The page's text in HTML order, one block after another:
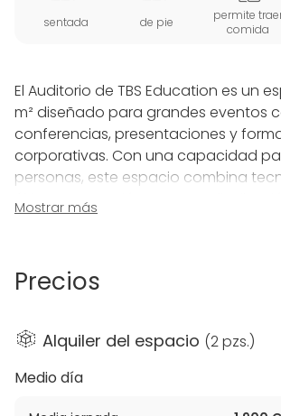
sentada de pie
permite
comida
El Auditorio de TBS Education es un
m² diseñado para grandes eventos
conferencias, presentaciones y
corporativas. Con una capacidad
personas, este espacio combina
última generación con una
funcional. Su pantalla LED Full HD de 6
experiencia visual y técnica impecable.
El auditorio está equipado con
microfonía inalámbrica (2 micros de
oreja), así como una cámara con
Mostrar más
Precios
Alquiler del espacio (2 pzs.)
Medio día